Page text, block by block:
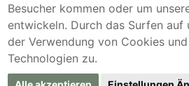
Besucher kommen oder um
entwickeln. Durch das Surfen auf
der Verwendung von Cookies
Technologien zu.
Kontakt
Impressum